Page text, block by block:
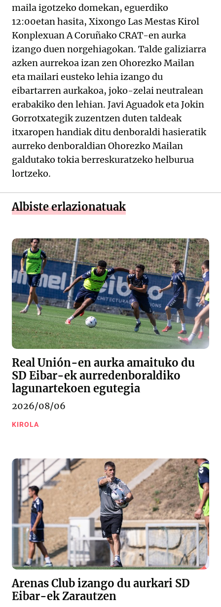
maila igotzeko domekan, eguerdiko
12:00etan hasita, Xixongo Las Mestas Kirol
Konplexuan A Coruñako CRAT-en aurka
izango duen norgehiagokan. Talde galiziarra
azken aurrekoa izan zen Ohorezko Mailan
eta mailari eusteko lehia izango du
eibartarren aurkakoa, joko-zelai neutralean
erabakiko den lehian. Javi Aguadok eta Jokin
Gorrotxategik zuzentzen duten taldeak
itxaropen handiak ditu denboraldi hasieratik
aurreko denboraldian Ohorezko Mailan
galdutako tokia berreskuratzeko helburua
lortzeko.
Albiste erlazionatuak
Real Unión-en aurka amaituko du
SD Eibar-ek aurredenboraldiko
lagunartekoen egutegia
2026/08/06
KIROLA
Arenas Club izango du aurkari SD
Eibar-ek Zarautzen